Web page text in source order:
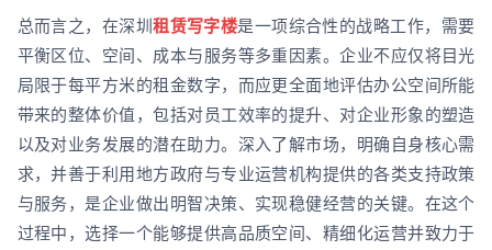
总而言之，在深圳租赁写字楼是一项综合性的战略工作，需要
平衡区位、空间、成本与服务等多重因素。企业不应仅将目光
局限于每平方米的租金数字，而应更全面地评估办公空间所能
带来的整体价值，包括对员工效率的提升、对企业形象的塑造
以及对业务发展的潜在助力。深入了解市场，明确自身核心需
求，并善于利用地方政府与专业运营机构提供的各类支持政策
与服务，是企业做出明智决策、实现稳健经营的关键。在这个
过程中，选择一个能够提供高品质空间、精细化运营并致力于